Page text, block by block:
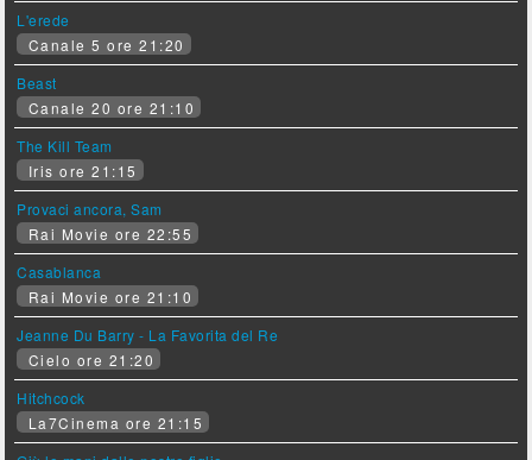
L'erede
Canale 5 ore 21:20
Beast
Canale 20 ore 21:10
The Kill Team
Iris ore 21:15
Provaci ancora, Sam
Rai Movie ore 22:55
Casablanca
Rai Movie ore 21:10
Jeanne Du Barry - La Favorita del Re
Cielo ore 21:20
Hitchcock
La7Cinema ore 21:15